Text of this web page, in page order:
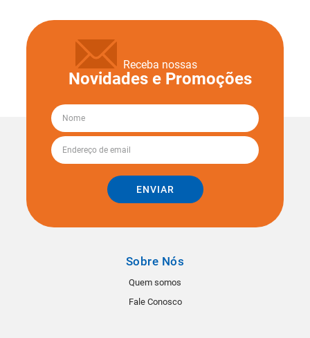
Receba nossas
Novidades e Promoções
ENVIAR
Sobre Nós
Quem somos
Fale Conosco